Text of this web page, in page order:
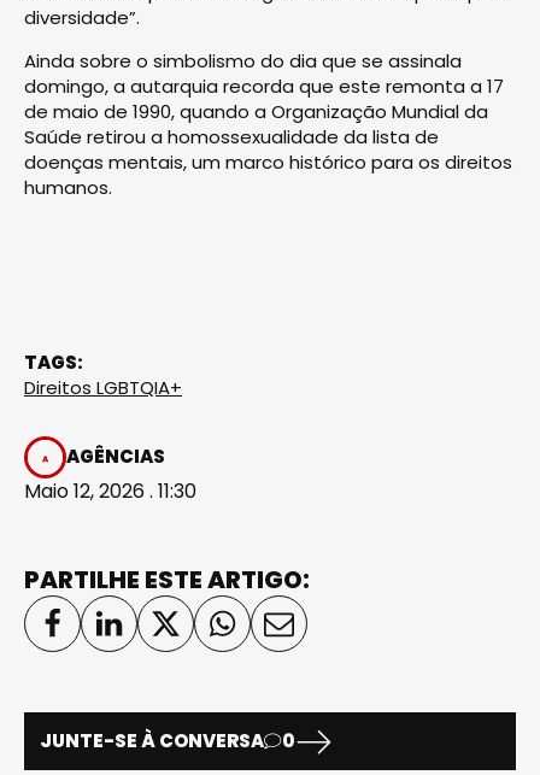
diversidade”.
Ainda sobre o simbolismo do dia que se assinala
domingo, a autarquia recorda que este remonta a 17
de maio de 1990, quando a Organização Mundial da
Saúde retirou a homossexualidade da lista de
doenças mentais, um marco histórico para os direitos
humanos.
TAGS:
Direitos LGBTQIA+
AGÊNCIAS
Maio 12, 2026 . 11:30
PARTILHE ESTE ARTIGO:
JUNTE-SE À CONVERSA 0